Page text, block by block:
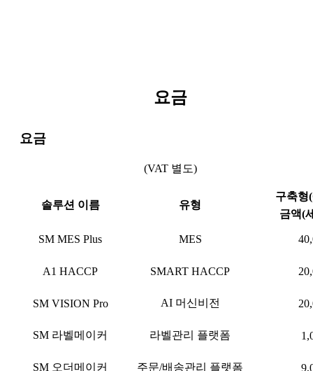
요금
요금
(VAT 별도)
솔루션 이름 유형
구축형
금액(
SM MES Plus MES
A1 HACCP SMART HACCP
SM VISION Pro AI 머신비전
SM 라벨메이커 라벨관리 플랫폼
SM 오더메이커 주문/배송관리 플랫폼